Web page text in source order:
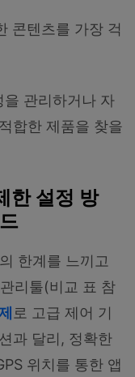
콘텐츠를 가장 걱
을 관리하거나 자
합한 제품을 찾을
한 설정 방
의 한계를 느끼고
리툴(비교 표 참
로 고급 제어 기
과 달리, 정확한
위치를 통한 앱